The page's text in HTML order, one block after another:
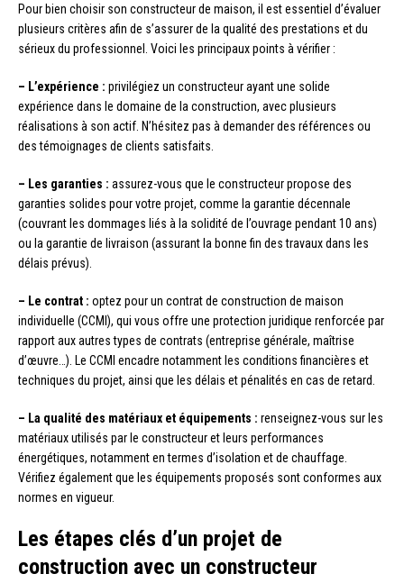
Pour bien choisir son constructeur de maison, il est essentiel d’évaluer
plusieurs critères afin de s’assurer de la qualité des prestations et du
sérieux du professionnel. Voici les principaux points à vérifier :
– L’expérience : privilégiez un constructeur ayant une solide
expérience dans le domaine de la construction, avec plusieurs
réalisations à son actif. N’hésitez pas à demander des références ou
des témoignages de clients satisfaits.
– Les garanties : assurez-vous que le constructeur propose des
garanties solides pour votre projet, comme la garantie décennale
(couvrant les dommages liés à la solidité de l’ouvrage pendant 10 ans)
ou la garantie de livraison (assurant la bonne fin des travaux dans les
délais prévus).
– Le contrat : optez pour un contrat de construction de maison
individuelle (CCMI), qui vous offre une protection juridique renforcée par
rapport aux autres types de contrats (entreprise générale, maîtrise
d’œuvre…). Le CCMI encadre notamment les conditions financières et
techniques du projet, ainsi que les délais et pénalités en cas de retard.
– La qualité des matériaux et équipements : renseignez-vous sur les
matériaux utilisés par le constructeur et leurs performances
énergétiques, notamment en termes d’isolation et de chauffage.
Vérifiez également que les équipements proposés sont conformes aux
normes en vigueur.
Les étapes clés d’un projet de
construction avec un constructeur